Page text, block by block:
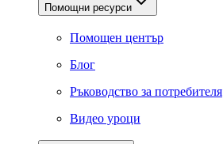
Помощни ресурси
Помощен център
Блог
Ръководство за потребителя
Видео уроци